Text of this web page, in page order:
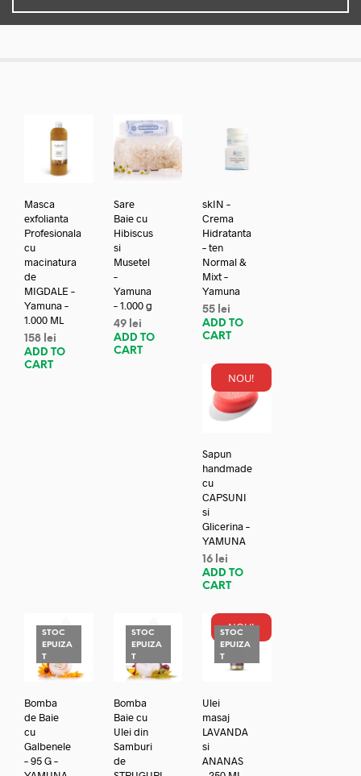
Masca
exfolianta
Profesionala
cu
macinatura
de
MIGDALE –
Yamuna –
1.000 ML
158 lei
ADD TO
CART
Sare
Baie cu
Hibiscus
si
Musetel
–
Yamuna
– 1.000 g
49 lei
ADD TO
CART
skIN –
Crema
Hidratanta
– ten
Normal &
Mixt –
Yamuna
55 lei
ADD TO
CART
NOU!
Sapun
handmade
cu
CAPSUNI
si
Glicerina –
YAMUNA
16 lei
ADD TO
CART
STOC
EPUIZA
T
Bomba
de Baie
cu
Galbenele
– 95 G –
STOC
EPUIZA
T
Bomba
Baie cu
Ulei din
Samburi
de
NOU!
STOC
EPUIZA
T
Ulei
masaj
LAVANDA
si
ANANAS